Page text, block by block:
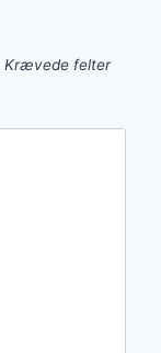
Krævede felter